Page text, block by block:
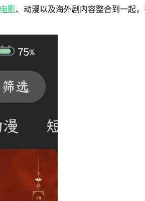
电影、动漫以及海外剧内容整合到一起